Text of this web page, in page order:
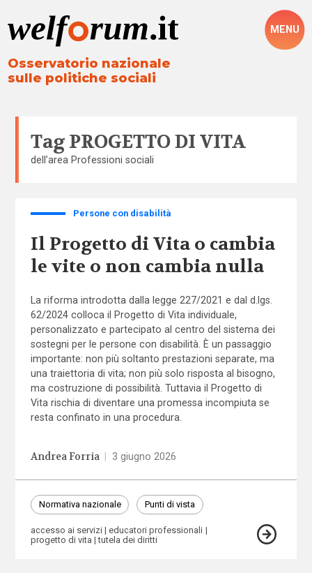
Osservatorio nazionale
sulle politiche sociali
MENU
Tag PROGETTO DI VITA
dell’area Professioni sociali
Persone con disabilità
Il Progetto di Vita o cambia
le vite o non cambia nulla
La riforma introdotta dalla legge 227/2021 e dal d.lgs.
62/2024 colloca il Progetto di Vita individuale,
personalizzato e partecipato al centro del sistema dei
sostegni per le persone con disabilità. È un passaggio
importante: non più soltanto prestazioni separate, ma
una traiettoria di vita; non più solo risposta al bisogno,
ma costruzione di possibilità. Tuttavia il Progetto di
Vita rischia di diventare una promessa incompiuta se
resta confinato in una procedura.
Andrea Forria 3 giugno 2026
Normativa nazionale Punti di vista
accesso ai servizi
educatori professionali
progetto di vita
tutela dei diritti